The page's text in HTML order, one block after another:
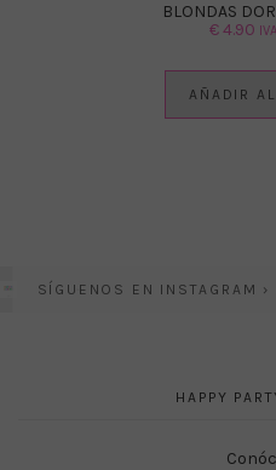
BLONDAS
€4.90
AÑADIR
SÍGUENOS EN INSTAGRAM ›
HAPPY